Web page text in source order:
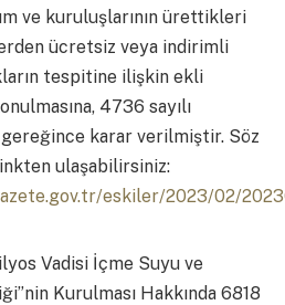
ve kuruluşlarının ürettikleri
ücretsiz veya indirimli
tespitine ilişkin ekli
4736 sayılı
gereğince karar verilmiştir. Söz
ulaşabilirsiniz:
eskiler/2023/02/
Vadisi İçme Suyu ve
Kurulması Hakkında 6818